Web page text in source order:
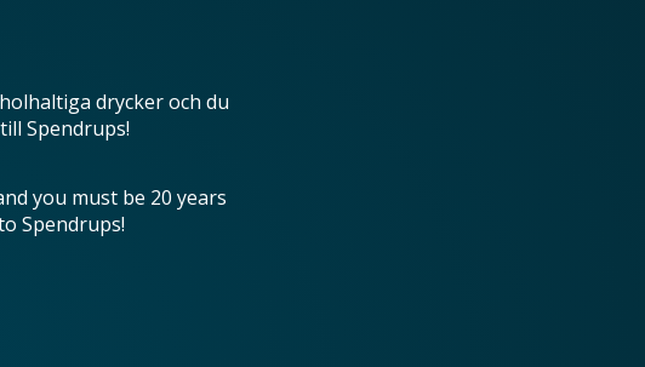
drycker och du
Spendrups!
you must be 20 years
Spendrups!